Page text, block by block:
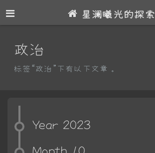
星澜曦光的探索
政治
标签“政治”下有以下文章。
Year 2023